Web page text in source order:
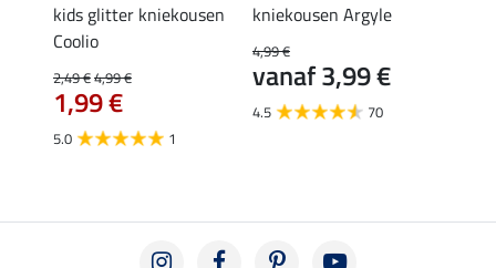
kids glitter kniekousen
Coolio
2,49 €4,99 €
1,99 €
5.0 1
kniekousen Argyle
4,99 €
vanaf 3,99 €
4.5 70